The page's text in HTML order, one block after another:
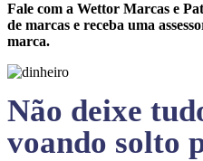
Fale com a Wettor Marcas e
de marcas e receba uma
marca.
Não deixe
voando solto